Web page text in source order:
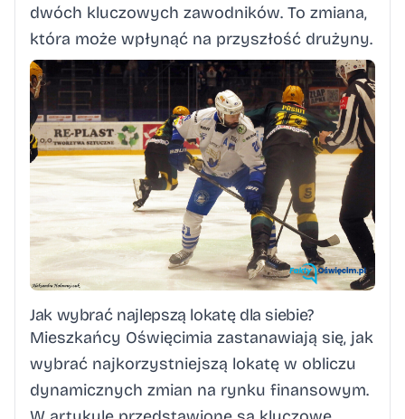
dwóch kluczowych zawodników. To zmiana,
która może wpłynąć na przyszłość drużyny.
Jak wybrać najlepszą lokatę dla siebie?
Mieszkańcy Oświęcimia zastanawiają się, jak
wybrać najkorzystniejszą lokatę w obliczu
dynamicznych zmian na rynku finansowym.